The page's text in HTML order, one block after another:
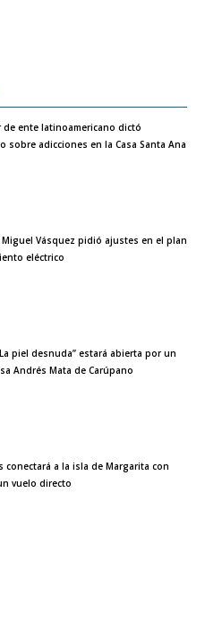
de ente latinoamericano dictó
sobre adicciones en la Casa Santa Ana
Vásquez pidió ajustes en el plan
eléctrico
piel desnuda” estará abierta por un
Andrés Mata de Carúpano
conectará a la isla de Margarita con
vuelo directo